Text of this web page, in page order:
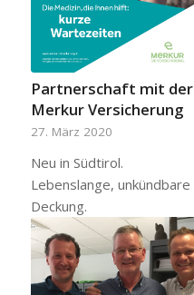
Partnerschaft mit der
Merkur Versicherung
27. März 2020
Neu in Südtirol.
Lebenslange, unkündbare
Deckung.